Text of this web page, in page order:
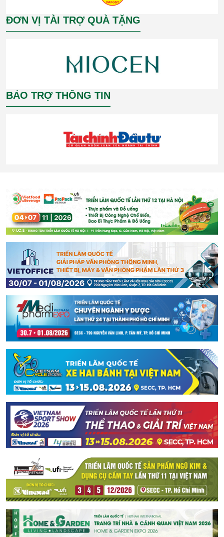
ĐƠN VỊ TÀI TRỢ QUÀ TẶNG
BẢO TRỢ THÔNG TIN